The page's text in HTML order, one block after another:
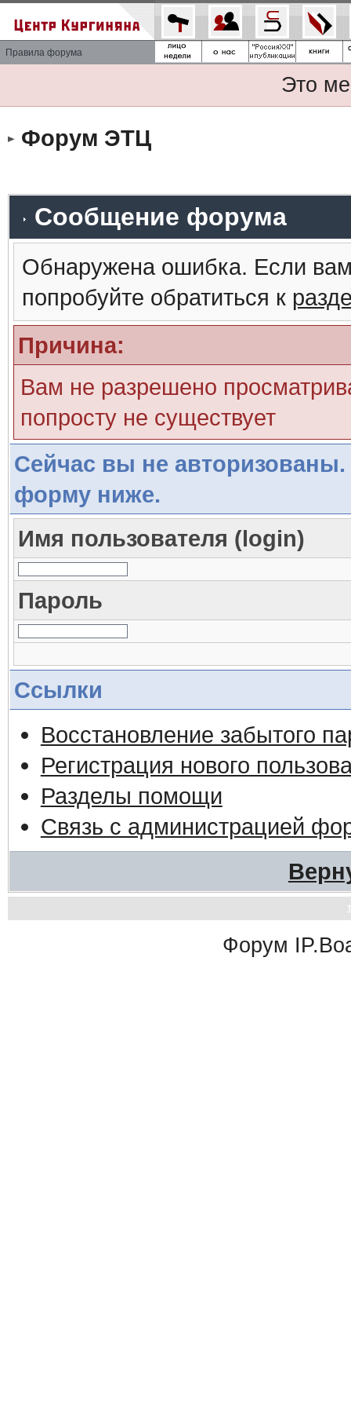
Правила форума
Это
Форум ЭТЦ
Сообщение форума
Обнаружена ошибка. Если
попробуйте обратиться к
Причина:
Вам не разрешено
попросту не существует
Сейчас вы не авторизованы.
форму ниже.
Имя пользователя (login)
Пароль
Ссылки
Восстановление забытого
Регистрация нового
Разделы помощи
Связь с администрацией
Форум